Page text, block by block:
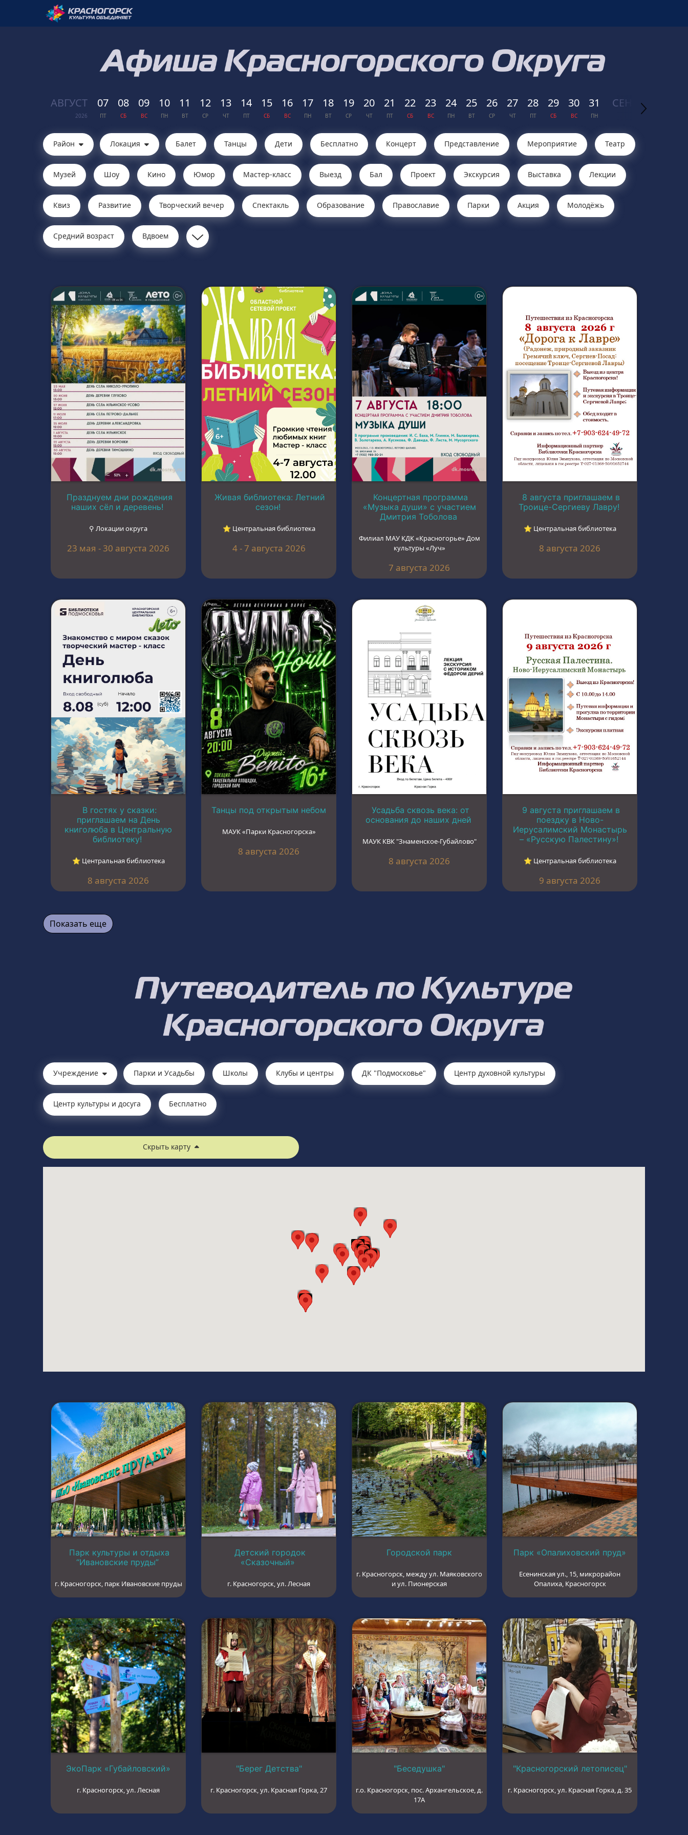
АВГУСТ
2026
07
ПТ
08
СБ
09
ВС
10
ПН
11
ВТ
12
СР
13
ЧТ
14
ПТ
15
СБ
16
ВС
17
ПН
18
ВТ
19
СР
20
ЧТ
21
ПТ
22
СБ
23
ВС
24
ПН
25
ВТ
26
СР
27
ЧТ
28
ПТ
29
СБ
30
ВС
31
ПН
СЕН ТЯБРЬ
Район Локация Балет Танцы Дети Бесплатно Концерт Представление Мероприятие Театр
Музей Шоу Кино Юмор Мастер-класс Выезд Бал Проект Экскурсия Выставка Лекции
Квиз Развитие Творческий вечер Cпектакль Образование Православие Парки Акция Молодёжь
Средний возраст Вдвоем
Празднуем дни рождения
наших сёл и деревень!
⚲ Локации округа
23 мая - 30 августа 2026
Живая библиотека: Летний
сезон!
⭐︎ Центральная библиотека
4 - 7 августа 2026
Концертная программа
«Музыка души» с участием
Дмитрия Тоболова
Филиал МАУ КДК «Красногорье» Дом
культуры «Луч»
7 августа 2026
8 августа приглашаем в
Троице-Сергиеву Лавру!
⭐︎ Центральная библиотека
8 августа 2026
В гостях у сказки:
приглашаем на День
книголюба в Центральную
библиотеку!
⭐︎ Центральная библиотека
8 августа 2026
Танцы под открытым небом
МАУК «Парки Красногорска»
8 августа 2026
Усадьба сквозь века: от
основания до наших дней
МАУК КВК "Знаменское-Губайлово"
8 августа 2026
9 августа приглашаем в
поездку в Ново-
Иерусалимский Монастырь
– «Русскую Палестину»!
⭐︎ Центральная библиотека
9 августа 2026
Показать еще
Учреждение Парки и Усадьбы Школы Клубы и центры ДК "Подмосковье" Центр духовной культуры
Центр культуры и досуга Бесплатно
Скрыть карту
Парк культуры и отдыха
“Ивановские пруды”
г. Красногорск, парк Ивановские пруды
Детский городок
«Сказочный»
г. Красногорск, ул. Лесная
Городской парк
г. Красногорск, между ул. Маяковского
и ул. Пионерская
Парк «Опалиховский пруд»
Есенинская ул., 15, микрорайон
Опалиха, Красногорск
ЭкоПарк «Губайловский»
г. Красногорск, ул. Лесная
"Берег Детства"
г. Красногорск, ул. Красная Горка, 27
"Беседушка"
г.о. Красногорск, пос. Архангельское, д.
17А
"Красногорский летописец"
г. Красногорск, ул. Красная Горка, д. 35